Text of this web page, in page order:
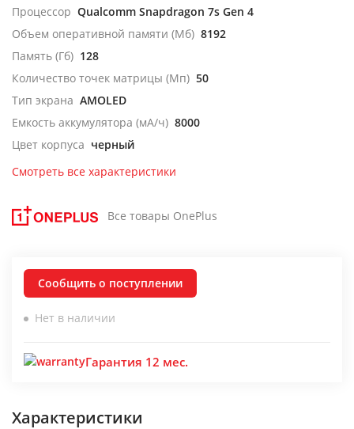
Процессор Qualcomm Snapdragon 7s Gen 4
Объем оперативной памяти (Мб) 8192
Память (Гб) 128
Количество точек матрицы (Мп) 50
Тип экрана AMOLED
Емкость аккумулятора (мА/ч) 8000
Цвет корпуса черный
Смотреть все характеристики
Все товары OnePlus
Сообщить о поступлении
Нет в наличии
Гарантия 12 мес.
Характеристики